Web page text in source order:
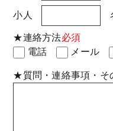
小人
★連絡方法必須
電話
メール
★質問・連絡事項・そ